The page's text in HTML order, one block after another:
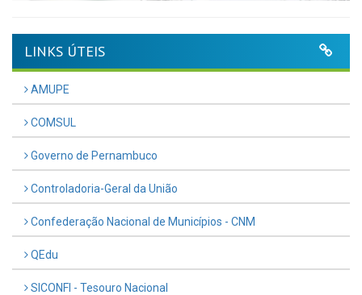
LINKS ÚTEIS
AMUPE
COMSUL
Governo de Pernambuco
Controladoria-Geral da União
Confederação Nacional de Municípios - CNM
QEdu
SICONFI - Tesouro Nacional